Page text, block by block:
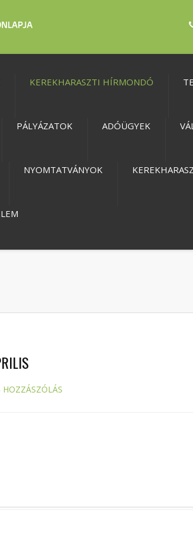
KEREKHARASZTI HÍRMONDÓ
PÁLYÁZATOK ADÓÜGYEK
NYOMTATVÁNYOK
HOZZÁSZÓLÁS